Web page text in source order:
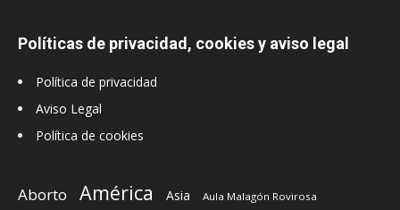
Políticas de privacidad, cookies y aviso legal
Política de privacidad
Aviso Legal
Política de cookies
Aborto América Asia Aula Malagón Rovirosa